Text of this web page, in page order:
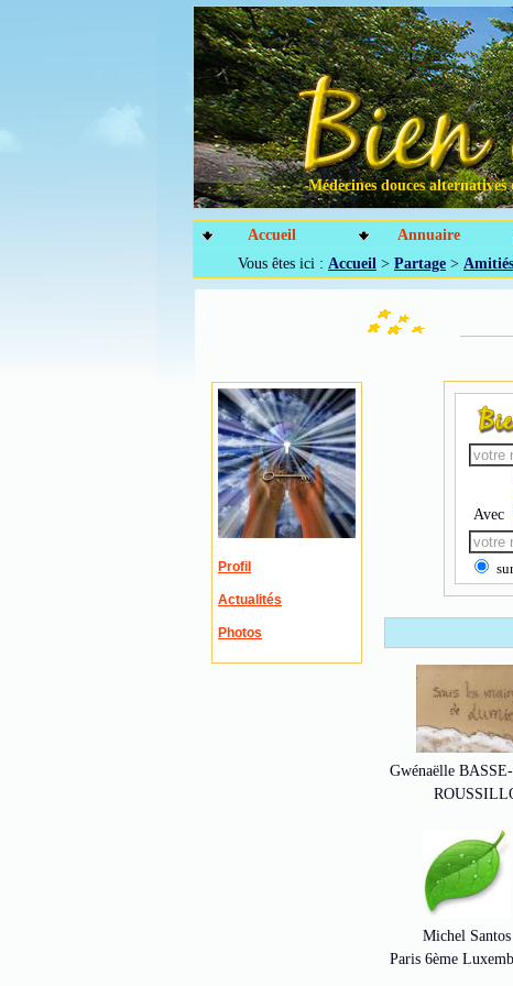
Médecines douces alternatives
Accueil Annuaire
Vous êtes ici : Accueil > Partage >
Profil
Actualités
Photos
Avec
Gwénaëlle
Michel Santos
Paris 6ème